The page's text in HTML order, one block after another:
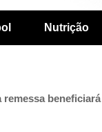
Nutrição